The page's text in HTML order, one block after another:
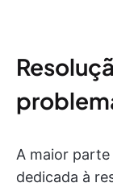
A maior
dedicada à